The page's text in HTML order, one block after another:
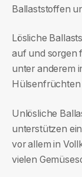
Ballaststoffen
Lösliche
auf und sorgen
unter anderem
Unlösliche
unterstützen
vor allem in
vielen